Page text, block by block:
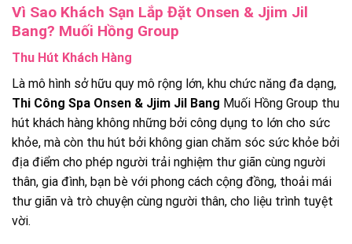
Vì Sao Khách Sạn Lắp Đặt Onsen & Jjim Jil
Bang? Muối Hồng Group
Thu Hút Khách Hàng
Là mô hình sở hữu quy mô rộng lớn, khu chức năng đa dạng,
Thi Công Spa Onsen & Jjim Jil Bang Muối Hồng Group thu
hút khách hàng không những bởi công dụng to lớn cho sức
khỏe, mà còn thu hút bởi không gian chăm sóc sức khỏe bởi
địa điểm cho phép người trải nghiệm thư giãn cùng người
thân, gia đình, bạn bè với phong cách cộng đồng, thoải mái
thư giãn và trò chuyện cùng người thân, cho liệu trình tuyệt
vời.